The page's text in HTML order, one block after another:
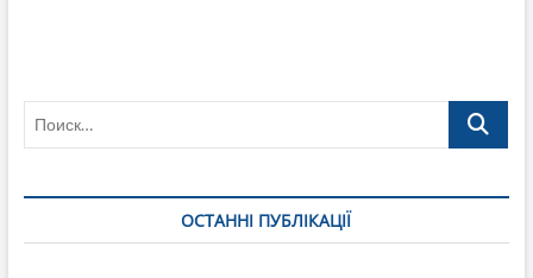
Поиск…
ОСТАННІ ПУБЛІКАЦІЇ